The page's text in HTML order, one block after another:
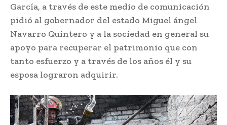
García, a través de este medio de comunicación
pidió al gobernador del estado Miguel ángel
Navarro Quintero y a la sociedad en general su
apoyo para recuperar el patrimonio que con
tanto esfuerzo y a través de los años él y su
esposa lograron adquirir.